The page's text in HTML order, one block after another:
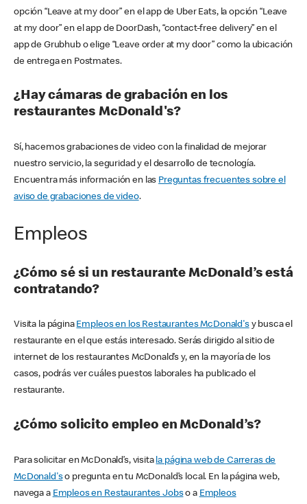
opción “Leave at my door” en el app de Uber Eats, la opción “Leave
at my door” en el app de DoorDash, “contact-free delivery” en el
app de Grubhub o elige “Leave order at my door” como la ubicación
de entrega en Postmates.
¿Hay cámaras de grabación en los
restaurantes McDonald's?
Sí, hacemos grabaciones de video con la finalidad de mejorar
nuestro servicio, la seguridad y el desarrollo de tecnología.
Encuentra más información en las Preguntas frecuentes sobre el
aviso de grabaciones de video.
Empleos
¿Cómo sé si un restaurante McDonald’s está
contratando?
Visita la página Empleos en los Restaurantes McDonald'sy busca el
restaurante en el que estás interesado. Serás dirigido al sitio de
internet de los restaurantes McDonald’s y, en la mayoría de los
casos, podrás ver cuáles puestos laborales ha publicado el
restaurante.
¿Cómo solicito empleo en McDonald’s?
Para solicitar en McDonald’s, visita la página web de Carreras de
McDonald'so pregunta en tu McDonald’s local. En la página web,
navega a Empleos en Restaurantes Jobso a Empleos